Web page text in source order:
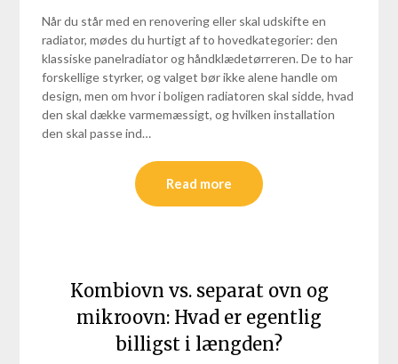
Når du står med en renovering eller skal udskifte en
radiator, mødes du hurtigt af to hovedkategorier: den
klassiske panelradiator og håndklædetørreren. De to har
forskellige styrker, og valget bør ikke alene handle om
design, men om hvor i boligen radiatoren skal sidde, hvad
den skal dække varmemæssigt, og hvilken installation
den skal passe ind…
Read more
Kombiovn vs. separat ovn og
mikroovn: Hvad er egentlig
billigst i længden?